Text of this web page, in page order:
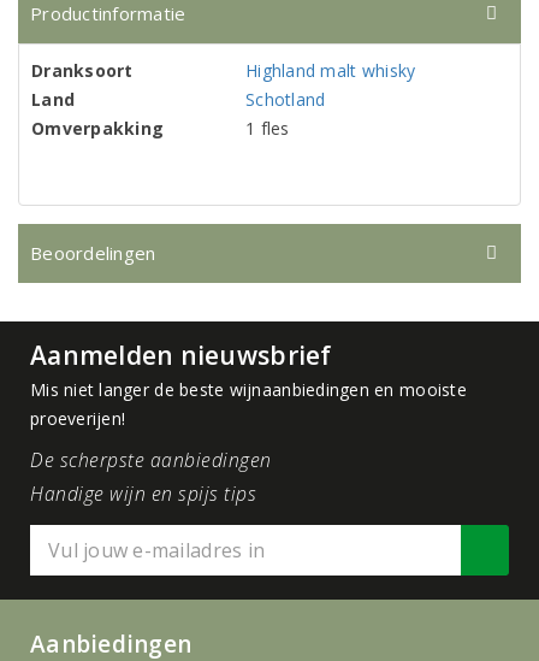
Productinformatie
Dranksoort
Highland malt whisky
Land
Schotland
Omverpakking
1 fles
Beoordelingen
Aanmelden nieuwsbrief
Mis niet langer de beste wijnaanbiedingen en mooiste
proeverijen!
De scherpste aanbiedingen
Handige wijn en spijs tips
Aanbiedingen